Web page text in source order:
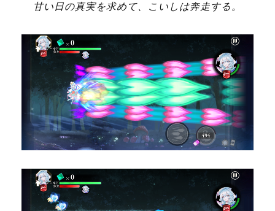
甘い日の真実を求めて、こいしは奔走する。